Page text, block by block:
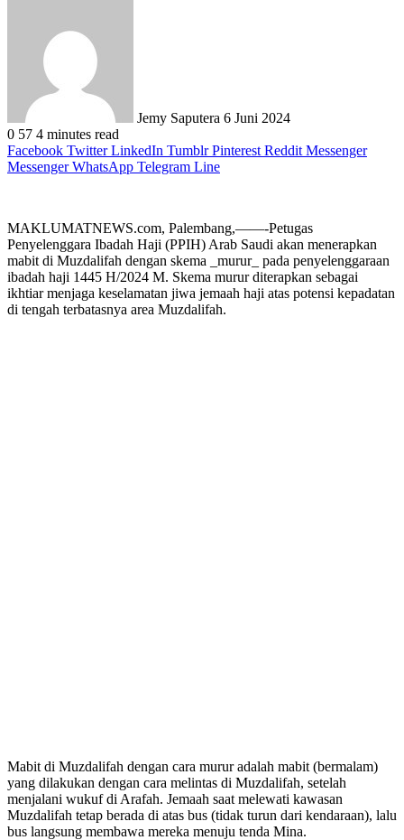
Jemy Saputera 6 Juni 2024
0 57 4 minutes read
Facebook Twitter LinkedIn Tumblr Pinterest Reddit Messenger
Messenger WhatsApp Telegram Line
MAKLUMATNEWS.com, Palembang,——-Petugas
Penyelenggara Ibadah Haji (PPIH) Arab Saudi akan menerapkan
mabit di Muzdalifah dengan skema _murur_ pada penyelenggaraan
ibadah haji 1445 H/2024 M. Skema murur diterapkan sebagai
ikhtiar menjaga keselamatan jiwa jemaah haji atas potensi kepadatan
di tengah terbatasnya area Muzdalifah.
Mabit di Muzdalifah dengan cara murur adalah mabit (bermalam)
yang dilakukan dengan cara melintas di Muzdalifah, setelah
menjalani wukuf di Arafah. Jemaah saat melewati kawasan
Muzdalifah tetap berada di atas bus (tidak turun dari kendaraan), lalu
bus langsung membawa mereka menuju tenda Mina.